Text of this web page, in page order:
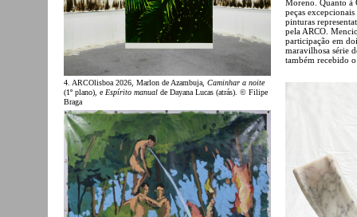
4. ARCOlisboa 2026, Marlon de Azambuja, Caminhar a noite
(1º plano), e Espírito manual de Dayana Lucas (atrás). © Filipe
Braga
Moreno. Quanto à
peças
pinturas
pela ARCO.
participação em
maravilhosa série
também recebido